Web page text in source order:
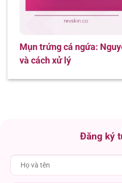
Mụn trứng cá ngứa:
và cách xử lý
Đăng ký